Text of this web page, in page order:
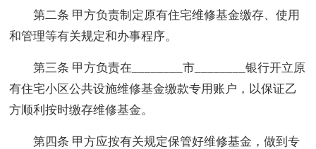
第二条 甲方负责制定原有住宅维修基金缴存、使用
和管理等有关规定和办事程序。
第三条 甲方负责在________市________银行开立原
有住宅小区公共设施维修基金缴款专用账户，以保证乙
方顺利按时缴存维修基金。
第四条 甲方应按有关规定保管好维修基金，做到专